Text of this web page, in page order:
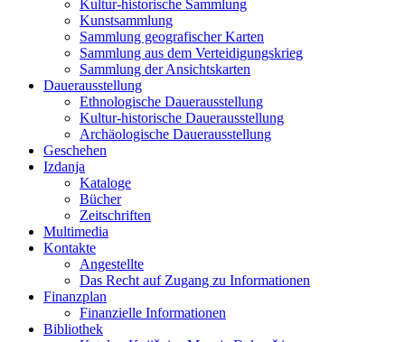
Kultur-historische Sammlung
Kunstsammlung
Sammlung geografischer Karten
Sammlung aus dem Verteidigungskrieg
Sammlung der Ansichtskarten
Dauerausstellung
Ethnologische Dauerausstellung
Kultur-historische Dauerausstellung
Archäologische Dauerausstellung
Geschehen
Izdanja
Kataloge
Bücher
Zeitschriften
Multimedia
Kontakte
Angestellte
Das Recht auf Zugang zu Informationen
Finanzplan
Finanzielle Informationen
Bibliothek